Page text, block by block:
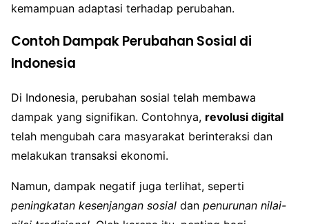
kemampuan adaptasi terhadap perubahan.
Contoh Dampak Perubahan Sosial di
Indonesia
Di Indonesia, perubahan sosial telah membawa
dampak yang signifikan. Contohnya, revolusi digital
telah mengubah cara masyarakat berinteraksi dan
melakukan transaksi ekonomi.
Namun, dampak negatif juga terlihat, seperti
peningkatan kesenjangan sosial dan penurunan nilai-